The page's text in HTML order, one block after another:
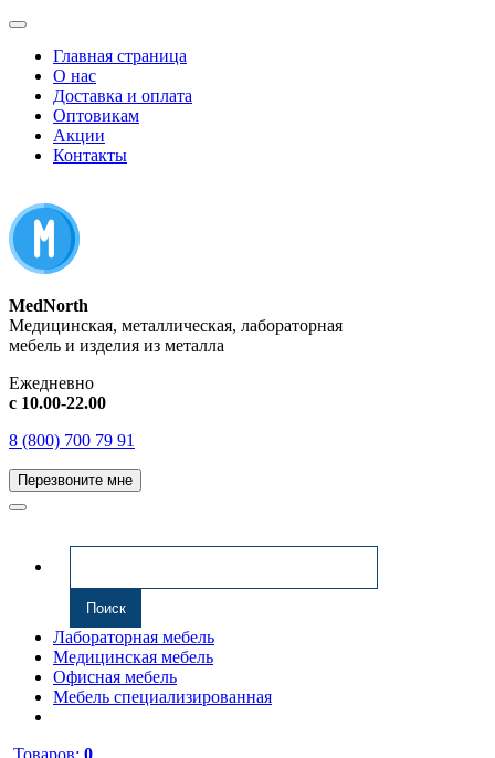
Главная страница
О нас
Доставка и оплата
Оптовикам
Акции
Контакты
MedNorth
Медицинская, металлическая, лабораторная
мебель и изделия из металла
Ежедневно
с 10.00-22.00
8 (800) 700 79 91
Перезвоните мне
Лабораторная мебель
Медицинская мебель
Офисная мебель
Мебель специализированная
Товаров: 0